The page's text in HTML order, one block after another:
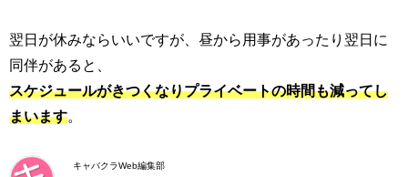
翌日が休みならいいですが、昼から用事があったり翌日に
同伴があると、
スケジュールがきつくなりプライベートの時間も減ってし
まいます。
キャバクラWeb編集部